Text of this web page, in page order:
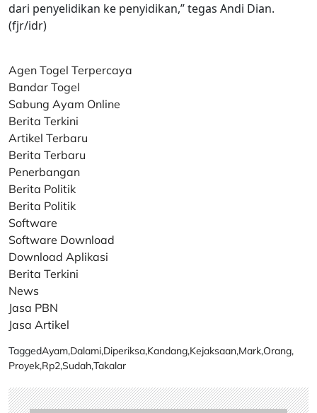
dari penyelidikan ke penyidikan,” tegas Andi Dian.
(fjr/idr)
Agen Togel Terpercaya
Bandar Togel
Sabung Ayam Online
Berita Terkini
Artikel Terbaru
Berita Terbaru
Penerbangan
Berita Politik
Berita Politik
Software
Software Download
Download Aplikasi
Berita Terkini
News
Jasa PBN
Jasa Artikel
TaggedAyam,Dalami,Diperiksa,Kandang,Kejaksaan,Mark,Orang,
Proyek,Rp2,Sudah,Takalar